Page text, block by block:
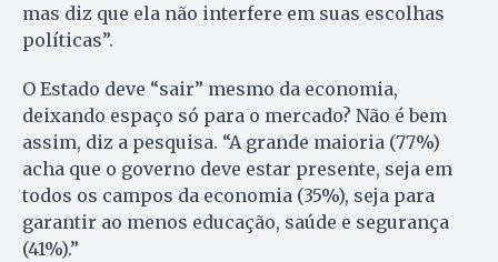
mas diz que ela não interfere em suas escolhas
políticas”.
O Estado deve “sair” mesmo da economia,
deixando espaço só para o mercado? Não é bem
assim, diz a pesquisa. “A grande maioria (77%)
acha que o governo deve estar presente, seja em
todos os campos da economia (35%), seja para
garantir ao menos educação, saúde e segurança
(41%).”